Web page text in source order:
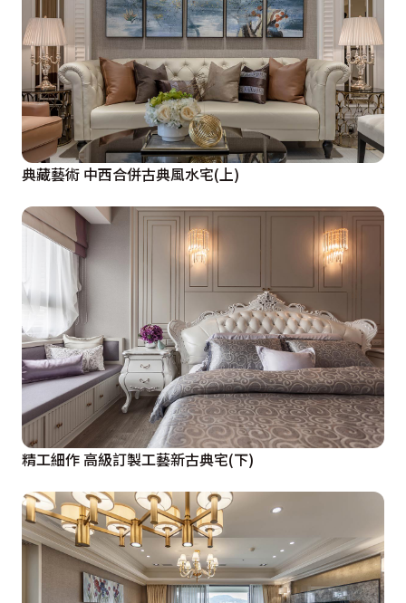
典藏藝術 中西合併古典風水宅(上)
精工細作 高級訂製工藝新古典宅(下)